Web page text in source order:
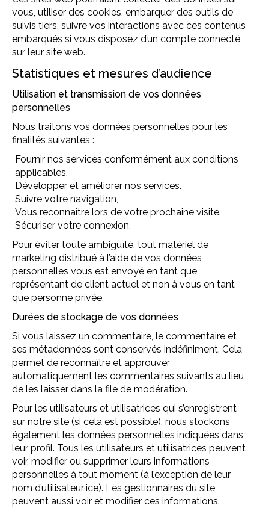
vous, utiliser des cookies, embarquer des outils de
suivis tiers, suivre vos interactions avec ces contenus
embarqués si vous disposez d’un compte connecté
sur leur site web.
Statistiques et mesures d’audience
Utilisation et transmission de vos données
personnelles
Nous traitons vos données personnelles pour les
finalités suivantes :
Fournir nos services conformément aux conditions
applicables.
Développer et améliorer nos services.
Suivre votre navigation,
Vous reconnaître lors de votre prochaine visite.
Sécuriser votre connexion.
Pour éviter toute ambiguïté, tout matériel de
marketing distribué à l’aide de vos données
personnelles vous est envoyé en tant que
représentant de client actuel et non à vous en tant
que personne privée.
Durées de stockage de vos données
Si vous laissez un commentaire, le commentaire et
ses métadonnées sont conservés indéfiniment. Cela
permet de reconnaître et approuver
automatiquement les commentaires suivants au lieu
de les laisser dans la file de modération.
Pour les utilisateurs et utilisatrices qui s’enregistrent
sur notre site (si cela est possible), nous stockons
également les données personnelles indiquées dans
leur profil. Tous les utilisateurs et utilisatrices peuvent
voir, modifier ou supprimer leurs informations
personnelles à tout moment (à l’exception de leur
nom d’utilisateur·ice). Les gestionnaires du site
peuvent aussi voir et modifier ces informations.